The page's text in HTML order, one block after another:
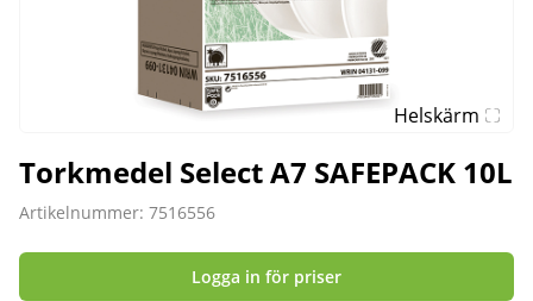
Helskärm
Torkmedel Select A7 SAFEPACK 10L
Artikelnummer: 7516556
Logga in för priser